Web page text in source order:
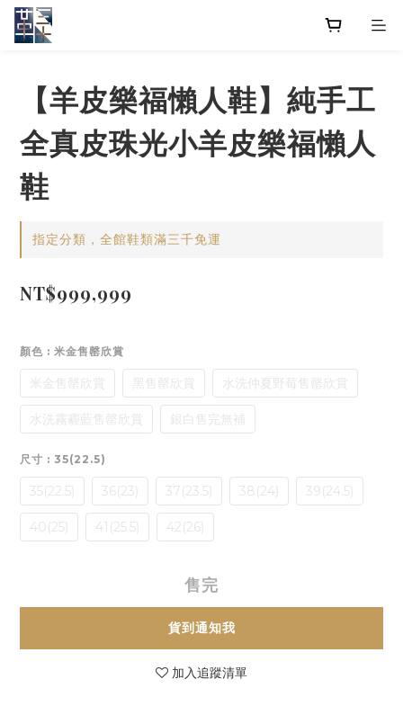
【羊皮樂福懶人鞋】純手工
全真皮珠光小羊皮樂福懶人
鞋
指定分類，全館鞋類滿三千免運
NT$999,999
顏色 : 米金售罄欣賞
米金售罄欣賞 黑售罄欣賞 水洗仲夏野莓售罄欣賞
水洗霧霾藍售罄欣賞 銀白售完無補
尺寸 : 35(22.5)
35(22.5) 36(23) 37(23.5) 38(24) 39(24.5)
40(25) 41(25.5) 42(26)
售完
貨到通知我
加入追蹤清單